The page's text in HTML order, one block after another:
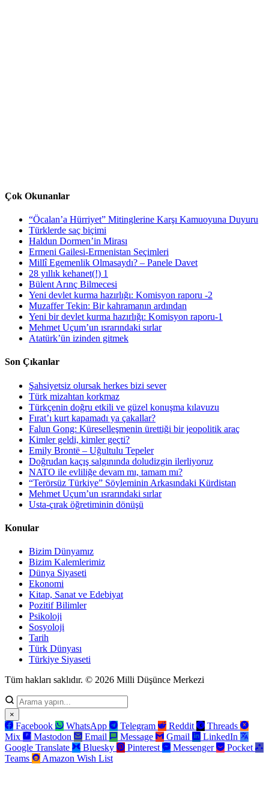
Çok Okunanlar
“Öcalan’a Hürriyet” Mitinglerine Karşı Kamuoyuna Duyuru
Türklerde saç biçimi
Haldun Dormen’in Mirası
Ermeni Gailesi-Ermenistan Seçimleri
Millî Egemenlik Olmasaydı? – Panele Davet
28 yıllık kehanet(!) 1
Bülent Arınç Bilmecesi
Yeni devlet kurma hazırlığı: Komisyon raporu -2
Muzaffer Tekin: Bir kahramanın ardından
Yeni bir devlet kurma hazırlığı: Komisyon raporu-1
Mehmet Uçum’un ısrarındaki sırlar
Atatürk’ün izinden gitmek
Son Çıkanlar
Şahsiyetsiz olursak herkes bizi sever
Türk mizahtan korkmaz
Türkçenin doğru etkili ve güzel konuşma kılavuzu
Fırat’ı kurt kapamadı ya çakallar?
Falun Gong: Küreselleşmenin ürettiği bir jeopolitik araç
Kimler geldi, kimler geçti?
Emily Brontë – Uğultulu Tepeler
Doğrudan kaçış salgınında doludizgin ilerliyoruz
NATO ile evliliğe devam mı, tamam mı?
“Terörsüz Türkiye” Söyleminin Arkasındaki Kürdistan
Mehmet Uçum’un ısrarındaki sırlar
Usta-çırak öğretiminin dönüşü
Konular
Bizim Dünyamız
Bizim Kalemlerimiz
Dünya Siyaseti
Ekonomi
Kitap, Sanat ve Edebiyat
Pozitif Bilimler
Psikoloji
Sosyoloji
Tarih
Türk Dünyası
Türkiye Siyaseti
Tüm hakları saklıdır. © 2026 Milli Düşünce Merkezi
×
Facebook WhatsApp Telegram Reddit
Threads
Mix
Mastodon Email Message Gmail
LinkedIn
Google Translate
Bluesky Pinterest Messenger
Pocket
Teams
Amazon Wish List